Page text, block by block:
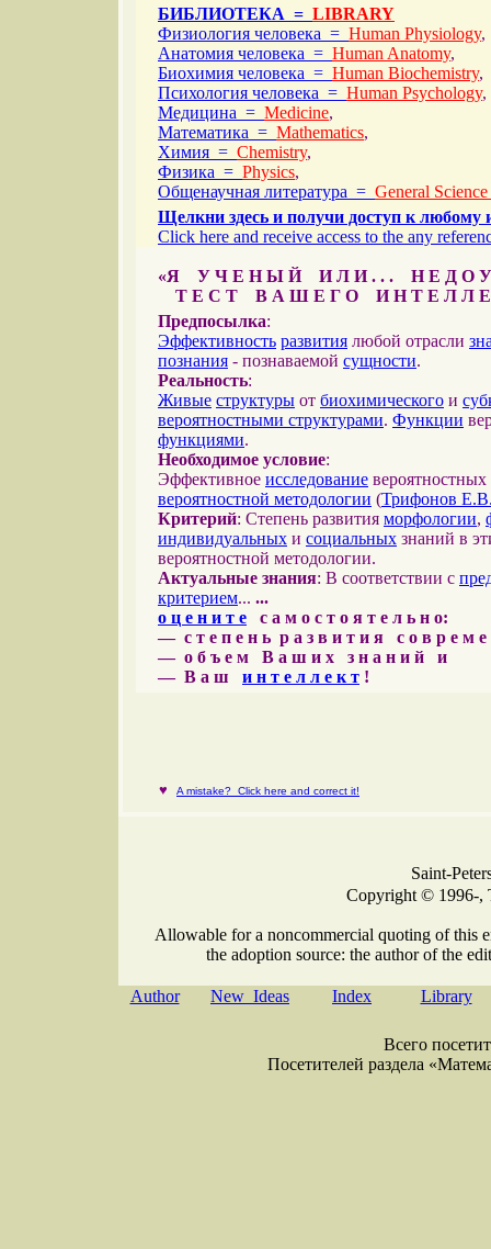
БИБЛИОТЕКА = LIBRARY
Физиология человека = Human Physiology,
Анатомия человека = Human Anatomy,
Биохимия человека = Human Biochemistry,
Психология человека = Human Psychology,
Медицина = Medicine,
Математика = Mathematics,
Химия = Chemistry,
Физика = Physics,
Общенаучная литература = General
Щелкни здесь и получи доступ к любому
Click here and receive access to the any
«Я У Ч Е Н Ы Й И Л И . . . Н Е Д О У
Т Е С Т В А Ш Е Г О И Н Т Е Л Л Е
Предпосылка:
Эффективность развития любой отрасли
познания - познаваемой сущности.
Реальность:
Живые структуры от биохимического и
вероятностными структурами. Функции
функциями.
Необходимое условие:
Эффективное исследование
вероятностной методологии (Трифонов
Критерий: Степень развития морфологии,
индивидуальных и социальных знаний в
вероятностной методологии.
Актуальные знания: В соответствии с
критерием... ...
о ц е н и т е с а м о с т о я т е л ь н о:
— с т е п е н ь р а з в и т и я с о в р е м
— о б ъ е м В а ш и х з н а н и й и
— В а ш и н т е л л е к т !
♥ A mistake? Click here and correct it!
Saint-
Copyright © 1996-,
Allowable for a noncommercial quoting of this
the adoption source: the author of the
Author New Ideas Index Library
Всего
Посетителей раздела